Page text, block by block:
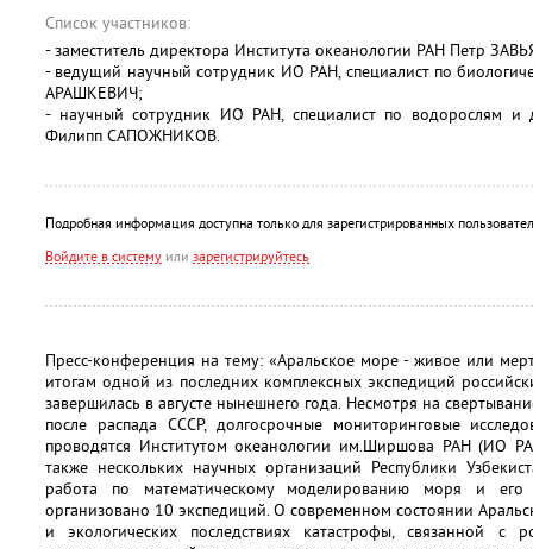
Список участников:
- заместитель директора Института океанологии РАН Петр
- ведущий научный сотрудник ИО РАН, специалист по
АРАШКЕВИЧ;
- научный сотрудник ИО РАН, специалист по водорослям и
Филипп САПОЖНИКОВ.
Подробная информация доступна только для зарегистрированных
Войдите в систему или зарегистрируйтесь
Пресс-конференция на тему: «Аральское море - живое или
итогам одной из последних комплексных экспедиций
завершилась в августе нынешнего года. Несмотря на
после распада СССР, долгосрочные мониторинговые
проводятся Институтом океанологии им.Ширшова РАН (ИО
также нескольких научных организаций Республики
работа по математическому моделированию моря и
организовано 10 экспедиций. О современном состоянии
и экологических последствиях катастрофы, связанной с